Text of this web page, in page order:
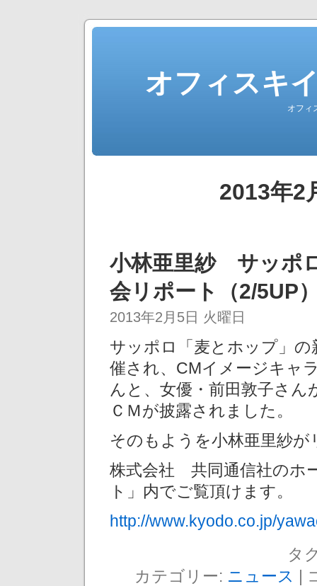
オフィスキ
オフィ
2013年2
小林亜里紗 サッポ
会リポート（2/5UP
2013年2月5日 火曜日
サッポロ「麦とホップ」
催され、CMイメージキャ
んと、女優・前田敦子さ
ＣＭが披露されました。
そのもようを小林亜里紗
株式会社 共同通信社のホ
ト」内でご覧頂けます。
http://www.kyodo.co.jp/
タ
カテゴリー: ニュース |